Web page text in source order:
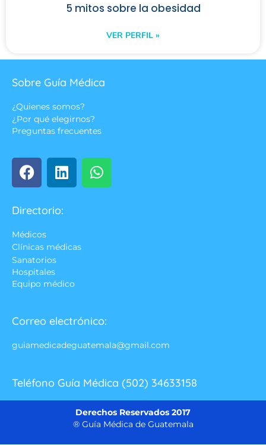
5 mitos sobre la obesidad
VER PERFIL »
Sobre Guía Médica
¿Quienes somos?
¿Por qué elegirnos?
Preguntas frecuentes
Directorio:
Médicos
Clínicas médicas
Sanatorios
Hospitales
Equipo médico
Correo electrónico:
guiamedicadeguatemala@gmail.com
Teléfono Guía Médica (502) 34633158
Derechos Reservados 2017
® Guía Médica de Guatemala